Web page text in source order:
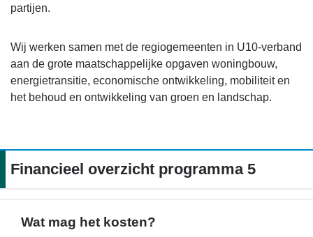
Beleid
Verbonden
partijen
partijen.
Wij werken samen met de regiogemeenten in U10-verband
aan de grote maatschappelijke opgaven woningbouw,
energietransitie, economische ontwikkeling, mobiliteit en
het behoud en ontwikkeling van groen en landschap.
Financieel overzicht programma 5
Wat mag het kosten?